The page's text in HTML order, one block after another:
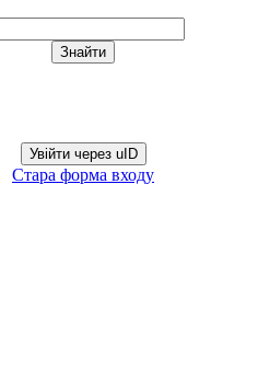
Увійти через uID
Стара форма входу